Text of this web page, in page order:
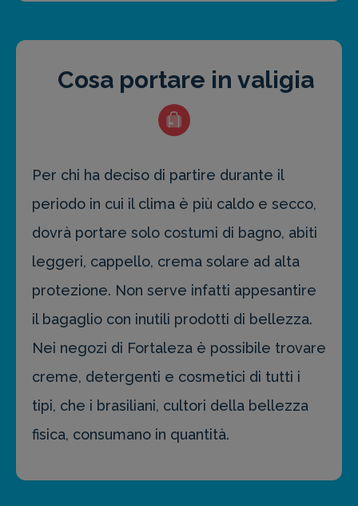
Cosa portare in valigia
Per chi ha deciso di partire durante il
periodo in cui il clima è più caldo e secco,
dovrà portare solo costumi di bagno, abiti
leggeri, cappello, crema solare ad alta
protezione. Non serve infatti appesantire
il bagaglio con inutili prodotti di bellezza.
Nei negozi di Fortaleza è possibile trovare
creme, detergenti e cosmetici di tutti i
tipi, che i brasiliani, cultori della bellezza
fisica, consumano in quantità.